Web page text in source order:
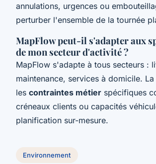
annulations, urgences ou
perturber l'ensemble de la tournée
MapFlow peut-il s'adapter aux
de mon secteur d'activité ?
MapFlow s'adapte à tous secteurs :
maintenance, services à domicile.
les contraintes métier spécifiques
créneaux clients ou capacités
planification sur-mesure.
Environnement